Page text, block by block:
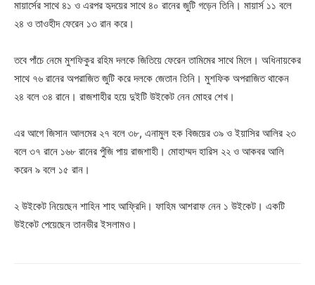
মায়ার্সের সাথে ৪১ ও এরপর হৃদয়ের সাথে ৪০ রানের জুটি গড়েন তিনি। মায়ার্স ১১ বলে
২৪ ও তাওহীদ ফেরেন ১৩ রান করে।
তবে পাঁচে নেমে মুশফিকুর রহিম দলকে জিতিয়ে ফেরেন তামিমের সাথে মিলে। অধিনায়কের
সাথে ৭৬ রানের অপরাজিত জুটি করে দলকে জেতান তিনি। মুশফিক অপরাজিত থাকেন
২৪ বলে ৩৪ রানে। রাজশাহীর হয়ে দুইটি উইকেট নেন মোহর শেখ।
এর আগে জিসান আলমের ২৭ বলে ৩৮, এনামুল হক বিজয়ের ৩৯ ও ইয়াসির আলির ২৩
বলে ৩৭ রানে ১৬৮ রানের পুঁজি পায় রাজশাহী। মোহাম্মদ হারিস ২২ ও আকবর আলি
করেন ৯ বলে ১৫ রান।
২ উইকেট নিয়েছেন শাহিন শাহ আফ্রিদি। ফাহিম আশরাফ নেন ১ উইকেট। একটি
উইকেট পেয়েছেন তানভীর ইসলামও।